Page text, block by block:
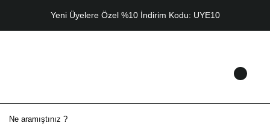
Yeni Üyelere Özel %10 İndirim Kodu: UYE10